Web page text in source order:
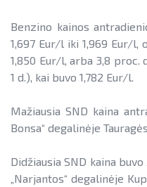
Benzino kainos
1,697 Eur/l iki 1,969 Eur/l,
1,850 Eur/l, arba 3,8
1 d.), kai buvo 1,782 Eur/l.
Mažiausia SND kaina
Bonsa“ degalinėje
Didžiausia SND kaina
„Narjantos“ degalinėje